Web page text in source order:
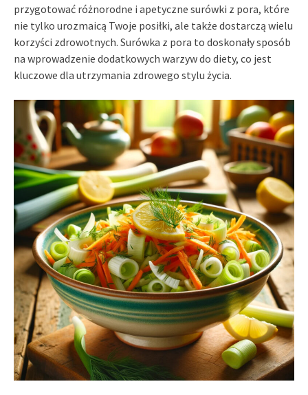
przygotować różnorodne i apetyczne surówki z pora, które
nie tylko urozmaicą Twoje posiłki, ale także dostarczą wielu
korzyści zdrowotnych. Surówka z pora to doskonały sposób
na wprowadzenie dodatkowych warzyw do diety, co jest
kluczowe dla utrzymania zdrowego stylu życia.